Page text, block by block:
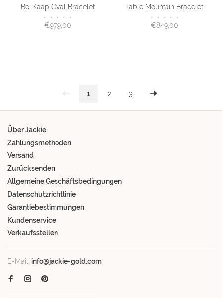
Bo-Kaap Oval Bracelet
• • • • •
€979,00
Table Mountain Bracelet
• • • • •
€849,00
1 2 3
Über Jackie
Zahlungsmethoden
Versand
Zurücksenden
Allgemeine Geschäftsbedingungen
Datenschutzrichtlinie
Garantiebestimmungen
Kundenservice
Verkaufsstellen
E-Mail: info@jackie-gold.com